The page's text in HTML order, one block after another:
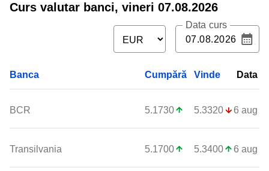
Curs valutar banci, vineri 07.08.2026
Data curs
Banca Cumpără Vinde Data
BCR 5.1730 5.3320 6 aug
Transilvania 5.1700 5.3400 6 aug